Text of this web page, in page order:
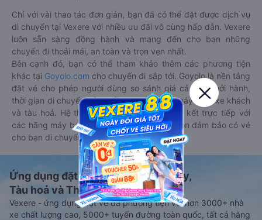
Chỉ với vài thao tác đơn giản, bạn đã có thể đặt được dịch vụ
di chuyển tại Vexere với nhiều ưu đãi vô cùng hấp dẫn. Vexere
luôn sẵn sàng đồng hành và mang đến cho bạn những
chuyến đi thoải mái, an toàn và trọn vẹn nhất.
Bên cạnh đó, bạn có thể tham khảo thêm các phương tiện
khác tại Goyolo.com cho chuyến đi sắp tới. Goyolo là nền tảng
đặt vé cho phép người dùng so sánh giá cả, giờ khởi hành,
thời gian di chuyển của nhiều phương tiện máy bay, xe khách
và tàu hoả. Hệ thống của Goyolo được liên kết trực tiếp với
các hãng máy bay, xe khách và tàu hoả, luôn đảm bảo có vé
cho bạn di chuyển.
Ứng dụng đặt vé Xe khách, Máy bay,
Tàu hoả và Thuê xe
Vexere - ứng dụng đặt vé đa phương tiện với hơn 3000+ nhà
xe chất lượng cao, 5000+ tuyến đường toàn quốc, tất cả hãng